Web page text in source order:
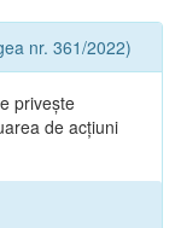
nr. 361/2022)
privește
de acțiuni